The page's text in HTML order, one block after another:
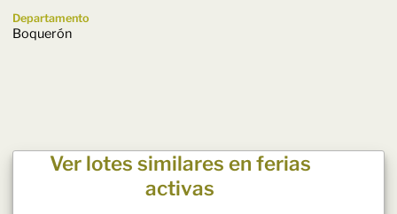
Departamento
Boquerón
Ver lotes similares en ferias
activas